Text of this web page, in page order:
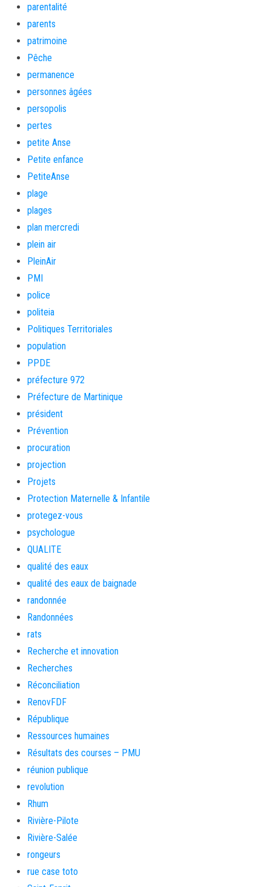
parentalité
parents
patrimoine
Pêche
permanence
personnes âgées
persopolis
pertes
petite Anse
Petite enfance
PetiteAnse
plage
plages
plan mercredi
plein air
PleinAir
PMI
police
politeia
Politiques Territoriales
population
PPDE
préfecture 972
Préfecture de Martinique
président
Prévention
procuration
projection
Projets
Protection Maternelle & Infantile
protegez-vous
psychologue
QUALITE
qualité des eaux
qualité des eaux de baignade
randonnée
Randonnées
rats
Recherche et innovation
Recherches
Réconciliation
RenovFDF
République
Ressources humaines
Résultats des courses – PMU
réunion publique
revolution
Rhum
Rivière-Pilote
Rivière-Salée
rongeurs
rue case toto